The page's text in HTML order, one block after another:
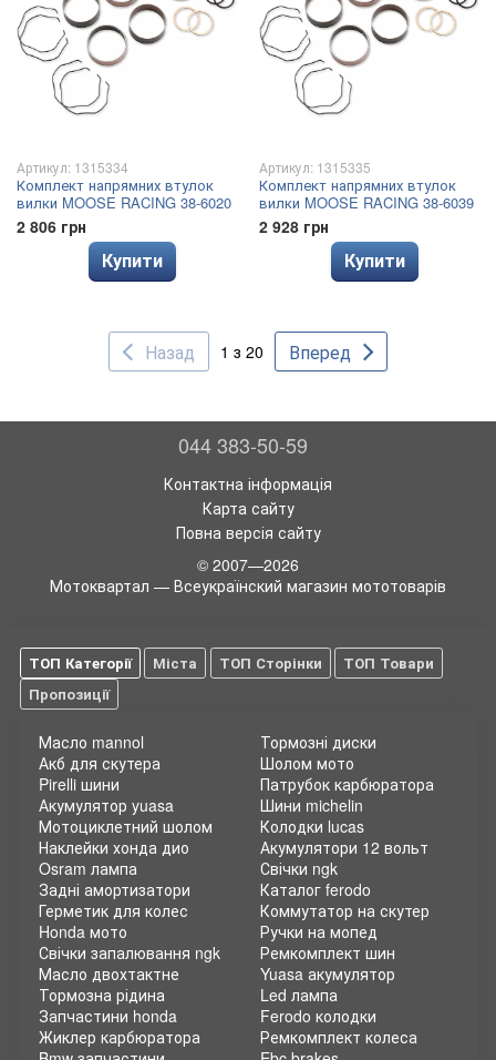
Артикул: 1315334
Комплект напрямних втулок
вилки MOOSE RACING 38-6020
2 806 грн
Купити
Артикул: 1315335
Комплект напрямних втулок
вилки MOOSE RACING 38-6039
2 928 грн
Купити
Назад 1 з 20 Вперед
044 383-50-59
Контактна інформація
Карта сайту
Повна версія сайту
© 2007—2026
Мотоквартал — Всеукраїнский магазин мототоварів
ТОП Категорії Міста ТОП Сторінки
ТОП Товари
Пропозиції
Масло mannol
Акб для скутера
Pirelli шини
Акумулятор yuasa
Мотоциклетний шолом
Наклейки хонда дио
Osram лампа
Задні амортизатори
Тормозні диски
Шолом мото
Патрубок карбюратора
Шини michelin
Колодки lucas
Акумулятори 12 вольт
Свічки ngk
Каталог ferodo
Герметик для колес
Honda мото
Свічки запалювання ngk
Масло двохтактне
Тормозна рідина
Запчастини honda
Жиклер карбюратора
Коммутатор на скутер
Ручки на мопед
Ремкомплект шин
Yuasa акумулятор
Led лампа
Ferodo колодки
Ремкомплект колеса